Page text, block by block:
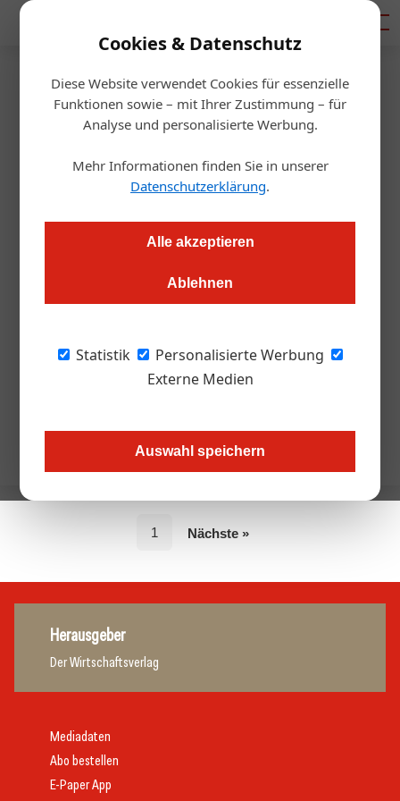
Cookies & Datenschutz
Diese Website verwendet Cookies für essenzielle
Funktionen sowie – mit Ihrer Zustimmung – für
Analyse und personalisierte Werbung.
Mehr Informationen finden Sie in unserer
Datenschutzerklärung.
Alle akzeptieren
Ablehnen
Statistik
Personalisierte Werbung
Externe Medien
Auswahl speichern
Artikel von Von:
Redaktion Metall
Von: Redaktion Metall
1 Nächste »
Herausgeber
Der Wirtschaftsverlag
Mediadaten
Abo bestellen
E-Paper App